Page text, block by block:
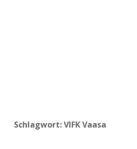
Schlagwort:VIFK Vaasa